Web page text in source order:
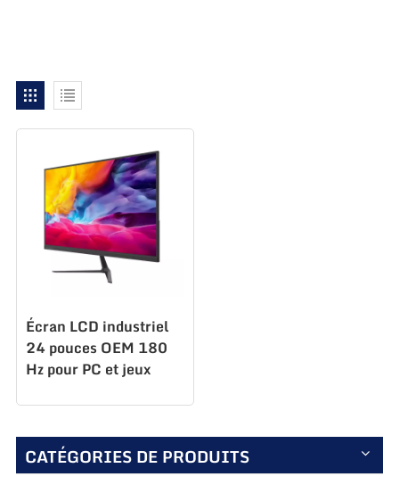
Écran LCD industriel
24 pouces OEM 180
Hz pour PC et jeux
CATÉGORIES DE PRODUITS